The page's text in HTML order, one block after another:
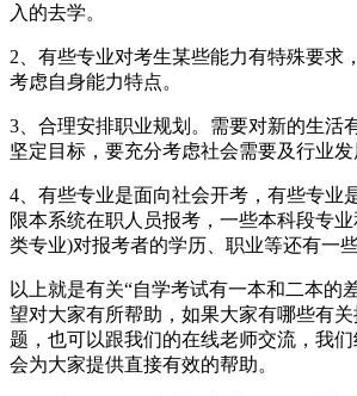
入的去学。
2、有些专业对考生某些能力有特殊要求
考虑自身能力特点。
3、合理安排职业规划。需要对新的生活
坚定目标，要充分考虑社会需要及行业发
4、有些专业是面向社会开考，有些专业
限本系统在职人员报考，一些本科段专
类专业)对报考者的学历、职业等还有一些
以上就是有关“自学考试有一本和二本的
望对大家有所帮助，如果大家有哪些有
题，也可以跟我们的在线老师交流，我
会为大家提供直接有效的帮助。